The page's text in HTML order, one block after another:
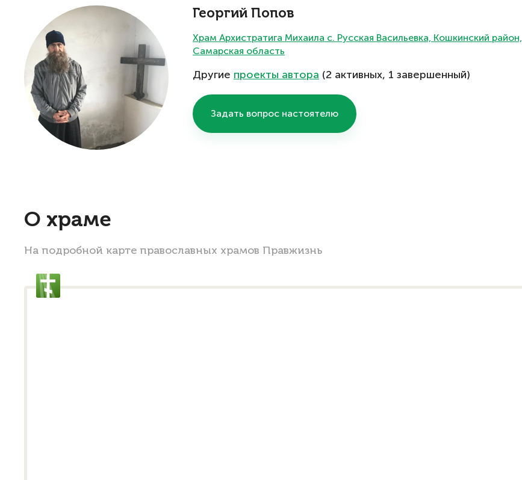
Георгий Попов
Храм Архистратига Михаила с. Русская Васильевка, Кошкинский район,
Самарская область
Другие проекты автора (2 активных, 1 завершенный)
Задать вопрос настоятелю
О храме
На подробной карте православных храмов Правжизнь